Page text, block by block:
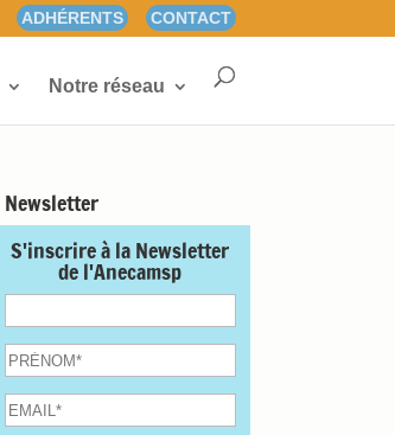
ADHÉRENTS CONTACT
Notre réseau
Newsletter
S'inscrire à la Newsletter
de l'Anecamsp